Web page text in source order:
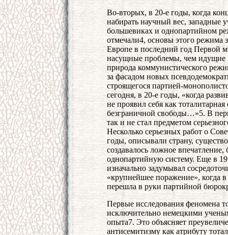
Во-вторых, в 20-е годы, когда
набирать научный вес, западные
большевиках и однопартийном
отмечали4, основы этого режима
Европе в последний год Первой
насущные проблемы, чем идущие
природа коммунистического
за фасадом новых
строящегося партией-
сегодня, в 20-е годы, «когда
не проявил себя как
безграничной свободы…»5. В
так и не стал предметом
Несколько серьезных работ о
годы, описывали страну,
создавалось ложное
однопартийную систему. Еще в
изначально задумывал
«крупнейшее поражение», когда
перешла в руки партийной
Первые исследования феномена
исключительно немецкими
опыта7. Это объясняет
антисемитизму как атрибуту